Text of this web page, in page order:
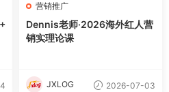
营销推广
Dennis老师·2026海外红人营
销实理论课
JXLOG 2026-07-03